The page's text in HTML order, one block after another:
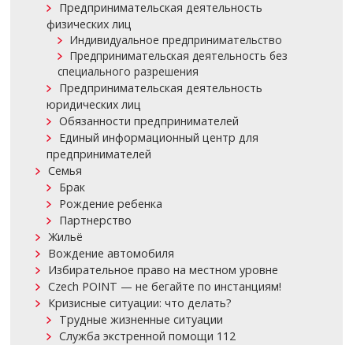
Предпринимательская деятельность
физических лиц
Индивидуальное предпринимательство
Предпринимательская деятельность без
специального разрешения
Предпринимательская деятельность
юридических лиц
Обязанности предпринимателей
Единый информационный центр для
предпринимателей
Семья
Брак
Рождение ребенка
Партнерство
Жильё
Вождение автомобиля
Избирательное право на местном уровне
Czech POINT — не бегайте по инстанциям!
Кризисные ситуации: что делать?
Трудные жизненные ситуации
Служба экстренной помощи 112